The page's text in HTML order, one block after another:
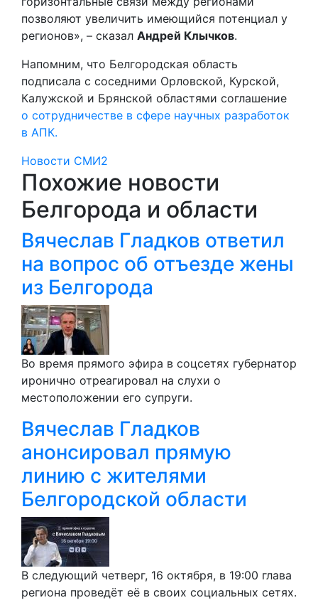
позволяют увеличить имеющийся потенциал у
регионов», – сказал Андрей Клычков.
Напомним, что Белгородская область
подписала с соседними Орловской, Курской,
Калужской и Брянской областями соглашение
о сотрудничестве в сфере научных разработок
в АПК.
Новости СМИ2
Похожие новости
Белгорода и области
Вячеслав Гладков ответил
на вопрос об отъезде жены
из Белгорода
Во время прямого эфира в соцсетях губернатор
иронично отреагировал на слухи о
местоположении его супруги.
Вячеслав Гладков
анонсировал прямую
линию с жителями
Белгородской области
В следующий четверг, 16 октября, в 19:00 глава
региона проведёт её в своих социальных сетях.